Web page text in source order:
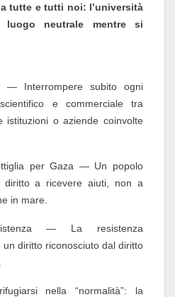
tutte e tutti noi: l’università
neutrale mentre si
— Interrompere subito ogni
e commerciale tra
istituzioni o aziende coinvolte
per Gaza — Un popolo
diritto a ricevere aiuti, non a
in mare.
— La resistenza
un diritto riconosciuto dal diritto
nella “normalità”: la